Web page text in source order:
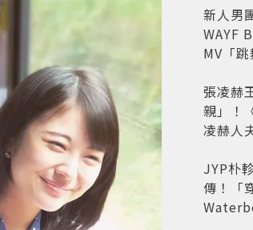
紅盤
新人男
WAYF
MV「
影片爆
張凌赫
親」！
凌赫人
JYP朴
傳！「